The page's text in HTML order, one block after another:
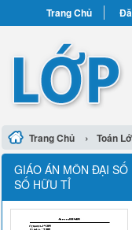
Trang Chủ
Trang Chủ › Toán
GIÁO ÁN MÔN ĐẠI
SỐ HỮU TỈ